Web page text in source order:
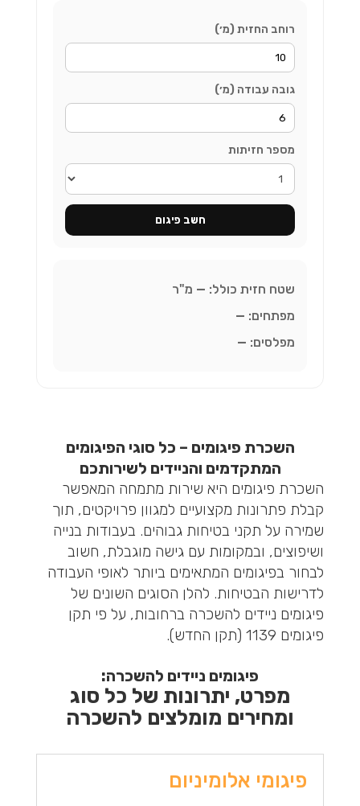
רוחב החזית (מ׳)
גובה עבודה (מ׳)
מספר חזיתות
חשב פיגום
שטח חזית כולל: — מ"ר
מפתחים: —
מפלסים: —
השכרת פיגומים – כל סוגי הפיגומים
המתקדמים והניידים לשירותכם
השכרת פיגומים היא שירות מתמחה המאפשר
קבלת פתרונות מקצועיים למגוון פרויקטים, תוך
שמירה על תקני בטיחות גבוהים. בעבודות בנייה
ושיפוצים, ובמקומות עם גישה מוגבלת, חשוב
לבחור בפיגומים המתאימים ביותר לאופי העבודה
לדרישות הבטיחות. להלן הסוגים השונים של
פיגומים ניידים להשכרה ברחובות, על פי תקן
פיגומים 1139 (תקן החדש).
פיגומים ניידים להשכרה:
מפרט, יתרונות של כל סוג
ומחירים מומלצים להשכרה
פיגומי אלומיניום